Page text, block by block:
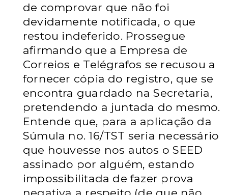
de comprovar que não foi
devidamente notificada, o que
restou indeferido. Prossegue
afirmando que a Empresa de
Correios e Telégrafos se recusou a
fornecer cópia do registro, que se
encontra guardado na Secretaria,
pretendendo a juntada do mesmo.
Entende que, para a aplicação da
Súmula no. 16/TST seria necessário
que houvesse nos autos o SEED
assinado por alguém, estando
impossibilitada de fazer prova